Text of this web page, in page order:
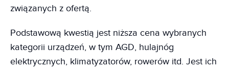
związanych z ofertą.
Podstawową kwestią jest niższa cena wybranych
kategorii urządzeń, w tym AGD, hulajnóg
elektrycznych, klimatyzatorów, rowerów itd. Jest ich